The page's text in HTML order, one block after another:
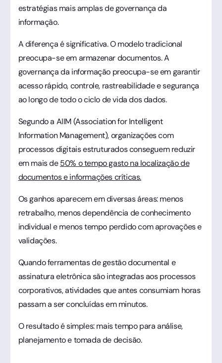
estratégias mais amplas de governança da
informação.
A diferença é significativa. O modelo tradicional
preocupa-se em armazenar documentos. A
governança da informação preocupa-se em garantir
acesso rápido, controle, rastreabilidade e segurança
ao longo de todo o ciclo de vida dos dados.
Segundo a AIIM (Association for Intelligent
Information Management), organizações com
processos digitais estruturados conseguem reduzir
em mais de50% o tempo gasto na localização de
documentos e informações críticas.
Os ganhos aparecem em diversas áreas: menos
retrabalho, menos dependência de conhecimento
individual e menos tempo perdido com aprovações e
validações.
Quando ferramentas de gestão documental e
assinatura eletrônica são integradas aos processos
corporativos, atividades que antes consumiam horas
passam a ser concluídas em minutos.
O resultado é simples: mais tempo para análise,
planejamento e tomada de decisão.